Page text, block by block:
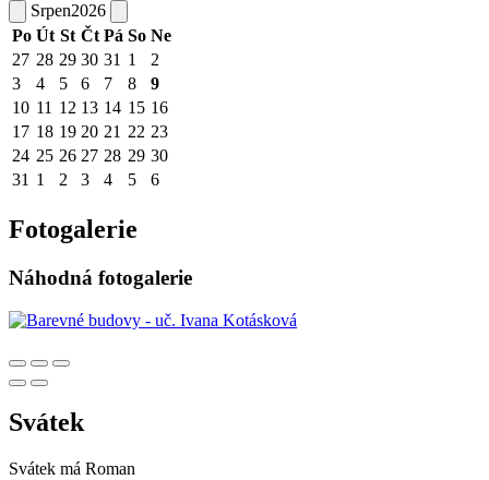
Srpen2026
Po Út St Čt Pá So Ne
27 28 29 30 31 1
2
3
4 5 6 7 8
9
10 11 12 13 14 15 16
17 18 19 20 21 22 23
24 25 26 27 28 29 30
31 1 2 3 4 5 6
Fotogalerie
Náhodná fotogalerie
Svátek
Svátek má Roman